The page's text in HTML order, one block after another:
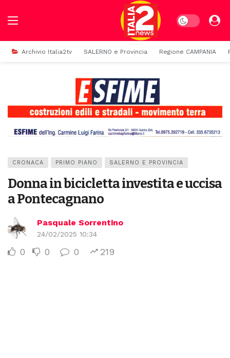
Dark mode
Archivio Italia2tv SALERNO e Provincia Regione CAMPANIA
CRONACA PRIMO PIANO SALERNO E PROVINCIA
Donna in bicicletta investita e uccisa
a Pontecagnano
Pasquale Sorrentino
24/02/2025 10:34
0 0 0 219